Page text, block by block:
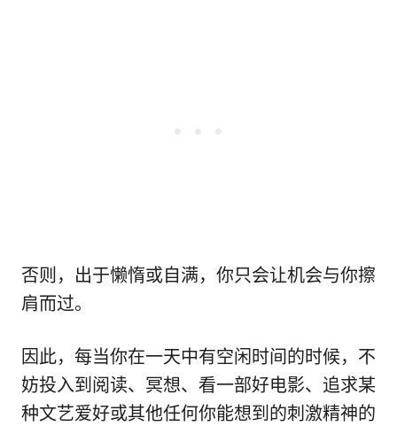
否则，出于懒惰或自满，你只会让机会与你擦
肩而过。
因此，每当你在一天中有空闲时间的时候，不
妨投入到阅读、冥想、看一部好电影、追求某
种文艺爱好或其他任何你能想到的刺激精神的